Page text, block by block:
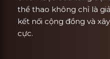
thể thao không chỉ là
kết nối cộng đồng và
cực.